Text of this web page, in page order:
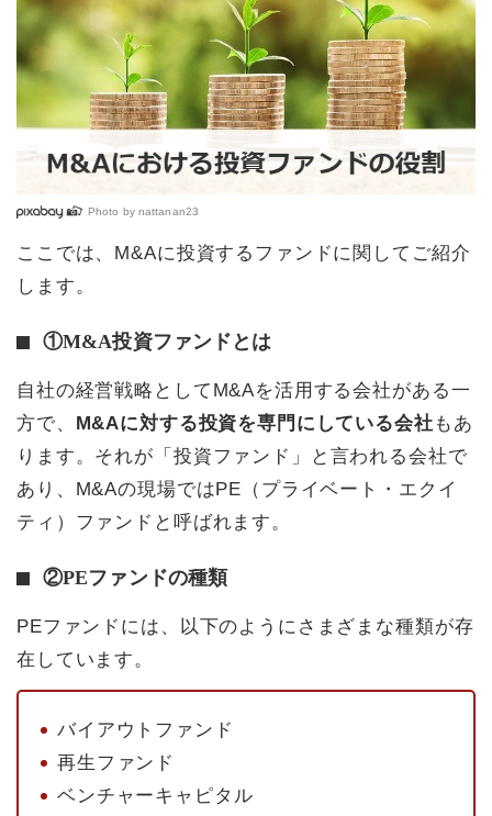
Photo by nattanan23
ここでは、M&Aに投資するファンドに関してご紹介
します。
①M&A投資ファンドとは
自社の経営戦略としてM&Aを活用する会社がある一
方で、 M&Aに対する投資を専門にしている会社 もあ
ります。それが「投資ファンド」と言われる会社で
あり、M&Aの現場ではPE（プライベート・エクイ
ティ）ファンドと呼ばれます。
②PEファンドの種類
PEファンドには、以下のようにさまざまな種類が存
在しています。
バイアウトファンド
再生ファンド
ベンチャーキャピタル